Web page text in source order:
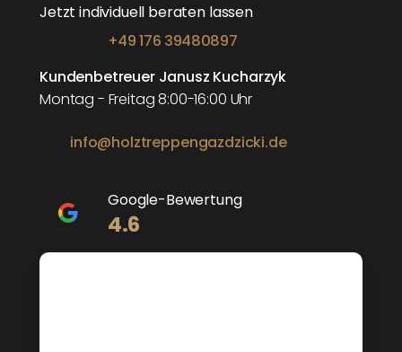
Jetzt individuell beraten lassen
+49 176 39480897
Kundenbetreuer Janusz Kucharzyk
Montag - Freitag 8:00-16:00 Uhr
info@holztreppengazdzicki.de
Google-Bewertung
4.6